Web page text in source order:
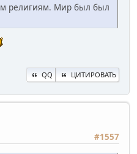
религиям. Мир был был
QQ ЦИТИРОВАТЬ
#1557